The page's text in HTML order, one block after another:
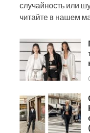
случайность или
читайте в нашем